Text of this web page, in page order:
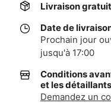
Livraison
Date de
Prochain jour
jusqu'à 17:00
Conditions
et les
Demandez un